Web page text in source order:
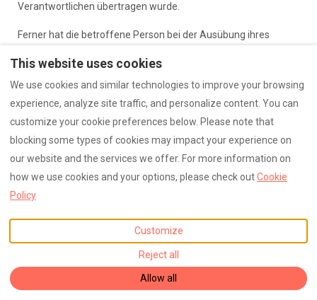
Verantwortlichen übertragen wurde.
Ferner hat die betroffene Person bei der Ausübung ihres
das Recht, zu erwirken, dass die personenbezogenen Daten
direkt von einem Verantwortlichen an einen anderen
Verantwortlichen übermittelt werden, soweit dies technisch
machbar ist und sofern hiervon nicht die Rechte und Freiheiten
anderer Personen beeinträchtigt werden.
Zur Geltendmachung des Rechts auf Datenübertragbarkeit
kann sich die betroffene Person jederzeit an einen Mitarbeiter
g) Recht auf Widerspruch
This website uses cookies
We use cookies and similar technologies to improve your browsing
experience, analyze site traffic, and personalize content. You can
customize your cookie preferences below. Please note that
blocking some types of cookies may impact your experience on
our website and the services we offer. For more information on
how we use cookies and your options, please check outCookie
Policy
Customize
Reject all
Allow all